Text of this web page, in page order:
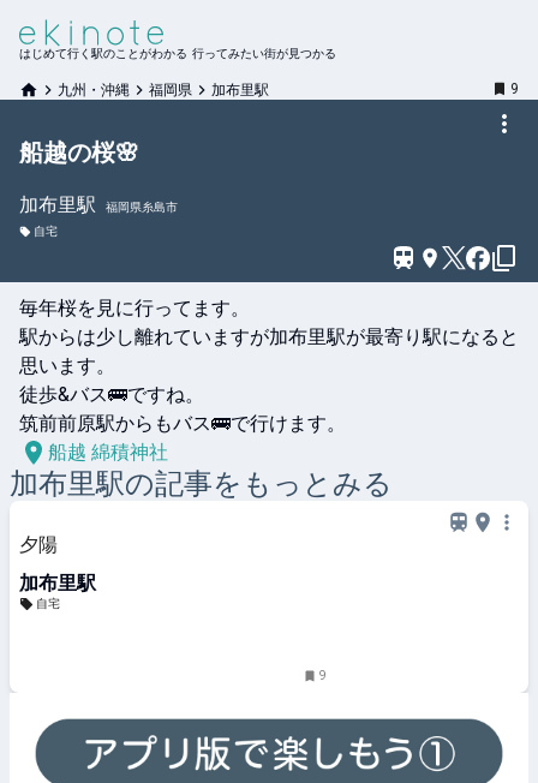
はじめて行く駅のことがわかる 行ってみたい街が見つかる
九州・沖縄 福岡県 加布里駅 9
船越の桜🌸
加布里駅
福岡県糸島市
自宅
毎年桜を見に行ってます。
駅からは少し離れていますが加布里駅が最寄り駅になると
思います。
徒歩&バス🚌ですね。
筑前前原駅からもバス🚌で行けます。
船越 綿積神社
加布里駅の記事をもっとみる
夕陽
加布里駅
自宅
9